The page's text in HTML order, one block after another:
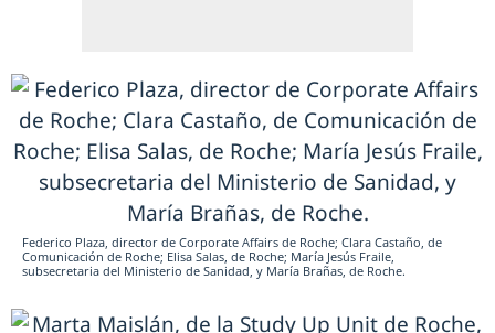
Federico Plaza, director de Corporate Affairs de Roche; Clara Castaño, de
Comunicación de Roche; Elisa Salas, de Roche; María Jesús Fraile,
subsecretaria del Ministerio de Sanidad, y María Brañas, de Roche.